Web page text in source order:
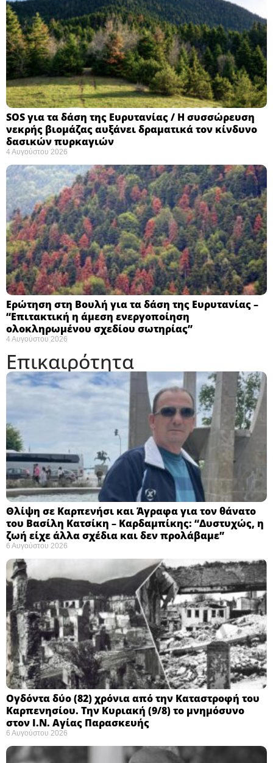
SOS για τα δάση της Ευρυτανίας / Η συσσώρευση
νεκρής βιομάζας αυξάνει δραματικά τον κίνδυνο
δασικών πυρκαγιών
4 Αυγούστου 2026
Ερώτηση στη Βουλή για τα δάση της Ευρυτανίας –
“Eπιτακτική η άμεση ενεργοποίηση
ολοκληρωμένου σχεδίου σωτηρίας”
4 Αυγούστου 2026
Επικαιρότητα
Θλίψη σε Καρπενήσι και Άγραφα για τον θάνατο
του Βασίλη Κατσίκη – Καρδαμπίκης: “Δυστυχώς, η
ζωή είχε άλλα σχέδια και δεν προλάβαμε”
6 Αυγούστου 2026
Ογδόντα δύο (82) χρόνια από την Καταστροφή του
Καρπενησίου. Την Κυριακή (9/8) το μνημόσυνο
στον Ι.Ν. Αγίας Παρασκευής
6 Αυγούστου 2026